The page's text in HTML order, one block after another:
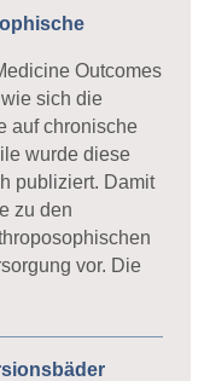
Outcomes
sich die
auf chronische
wurde diese
publiziert. Damit
zu den
vor. Die